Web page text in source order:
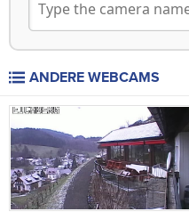
ANDERE WEBCAMS